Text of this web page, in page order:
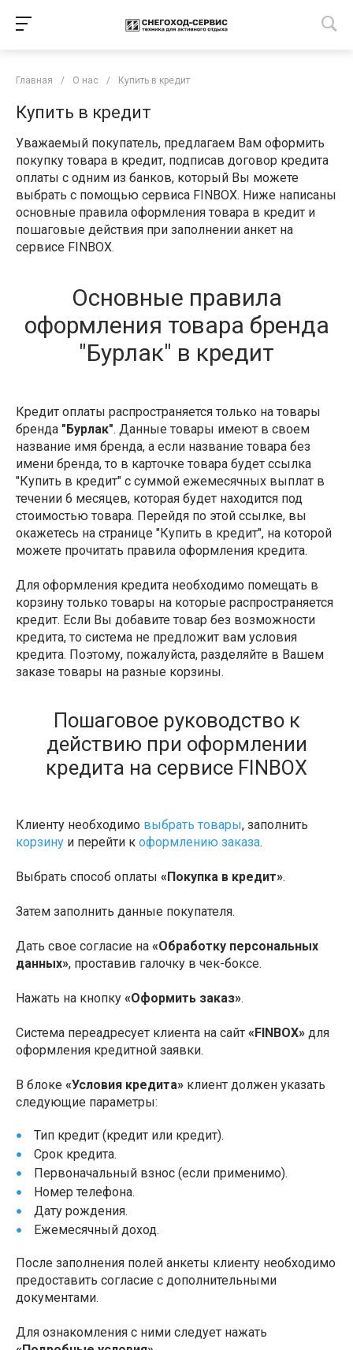
Главная / О нас / Купить в кредит
Купить в кредит
Уважаемый покупатель, предлагаем Вам оформить
покупку товара в кредит, подписав договор кредита
оплаты с одним из банков, который Вы можете
выбрать с помощью сервиса FINBOX. Ниже написаны
основные правила оформления товара в кредит и
пошаговые действия при заполнении анкет на
сервисе FINBOX.
Основные правила
оформления товара бренда
"Бурлак" в кредит
Кредит оплаты распространяется только на товары
бренда "Бурлак". Данные товары имеют в своем
название имя бренда, а если название товара без
имени бренда, то в карточке товара будет ссылка
"Купить в кредит" с суммой ежемесячных выплат в
течении 6 месяцев, которая будет находится под
стоимостью товара. Перейдя по этой ссылке, вы
окажетесь на странице "Купить в кредит", на которой
можете прочитать правила оформления кредита.
Для оформления кредита необходимо помещать в
корзину только товары на которые распространяется
кредит. Если Вы добавите товар без возможности
кредита, то система не предложит вам условия
кредита. Поэтому, пожалуйста, разделяйте в Вашем
заказе товары на разные корзины.
Пошаговое руководство к
действию при оформлении
кредита на сервисе FINBOX
Клиенту необходимо выбрать товары, заполнить
корзину и перейти к оформлению заказа.
Выбрать способ оплаты «Покупка в кредит».
Затем заполнить данные покупателя.
Дать свое согласие на «Обработку персональных
данных», проставив галочку в чек-боксе.
Нажать на кнопку «Оформить заказ».
Система переадресует клиента на сайт «FINBOX» для
оформления кредитной заявки.
В блоке «Условия кредита» клиент должен указать
следующие параметры:
Тип кредит (кредит или кредит).
Срок кредита.
Первоначальный взнос (если применимо).
Номер телефона.
Дату рождения.
Ежемесячный доход.
После заполнения полей анкеты клиенту необходимо
предоставить согласие с дополнительными
документами.
Для ознакомления с ними следует нажать